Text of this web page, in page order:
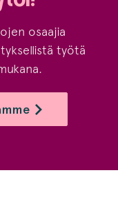
osaajia
työtä